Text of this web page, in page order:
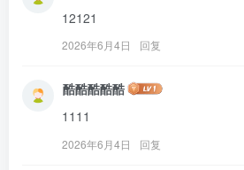
12121
2026年6月4日 回复
酷酷酷酷酷
1111
2026年6月4日 回复